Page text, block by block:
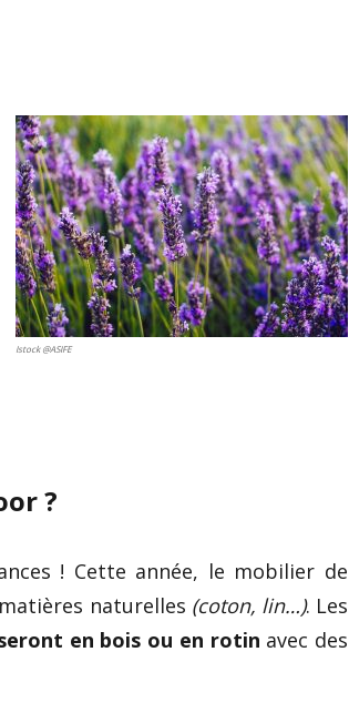
Istock @ASIFE
?
! Cette année, le mobilier de
naturelles (coton, lin…). Les
en bois ou en rotin avec des